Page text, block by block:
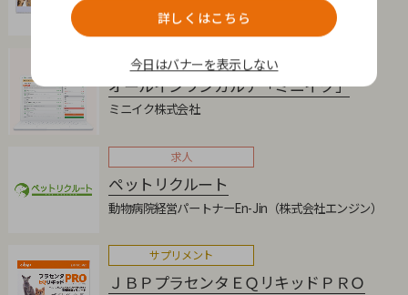
株式会社ピークス
電子カルテ
オールインワンカルテ「ミニイク」
ミニイク株式会社
求人
ペットリクルート
動物病院経営パートナーEn-Jin（株式会社エンジン）
サプリメント
ＪＢＰプラセンタＥＱリキッドＰＲＯ
詳しくはこちら
今日はバナーを表示しない